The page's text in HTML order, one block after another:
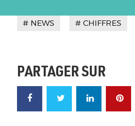
NEWS CHIFFRES
PARTAGER SUR
FACEBOOK TWITTER LINKEDIN